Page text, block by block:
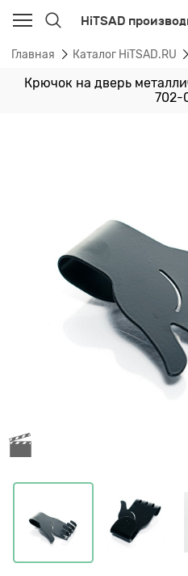
HiTSAD
Главная Каталог HiTSAD.RU
Крючок на дверь
702-